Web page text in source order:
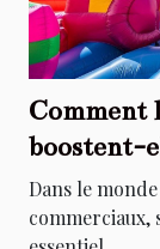
Comment
boostent-
Dans le
commerciaux,